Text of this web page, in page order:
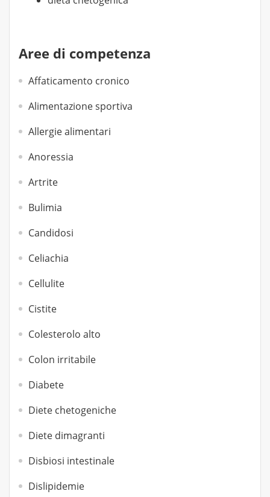
Aree di competenza
Affaticamento cronico
Alimentazione sportiva
Allergie alimentari
Anoressia
Artrite
Bulimia
Candidosi
Celiachia
Cellulite
Cistite
Colesterolo alto
Colon irritabile
Diabete
Diete chetogeniche
Diete dimagranti
Disbiosi intestinale
Dislipidemie